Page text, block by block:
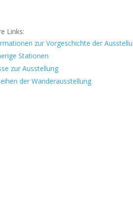
Links:
zur Vorgeschichte der
Stationen
zur Ausstellung
der Wanderausstellung